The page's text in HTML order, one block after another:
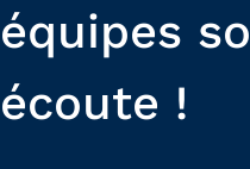
équipes
écoute !